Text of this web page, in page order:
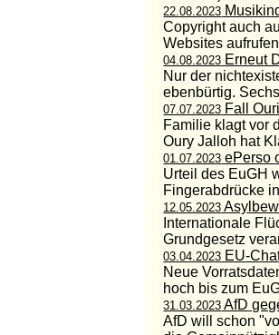
22.08.2023
Copyright auch
Websites
04.08.2023 Erneut
Nur der
ebenbürtig.
07.07.2023 Fall
Familie klagt vor
Oury Jalloh hat
01.07.2023 ePerso
Urteil des EuGH
Fingerabdrücke
12.05.2023
Internationale
Grundgesetz
03.04.2023 EU-
Neue
hoch bis zum
31.03.2023 AfD
AfD will schon